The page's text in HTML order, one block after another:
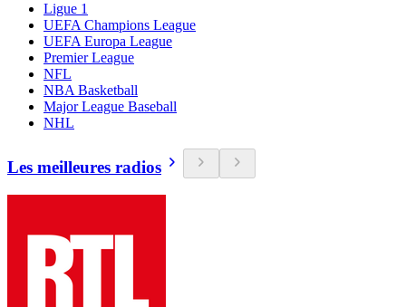
Ligue 1
UEFA Champions League
UEFA Europa League
Premier League
NFL
NBA Basketball
Major League Baseball
NHL
Les meilleures radios